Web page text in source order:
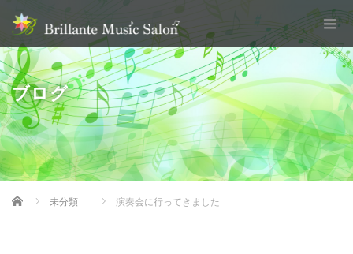
ブログ
Home 未分類 演奏会に行ってきました